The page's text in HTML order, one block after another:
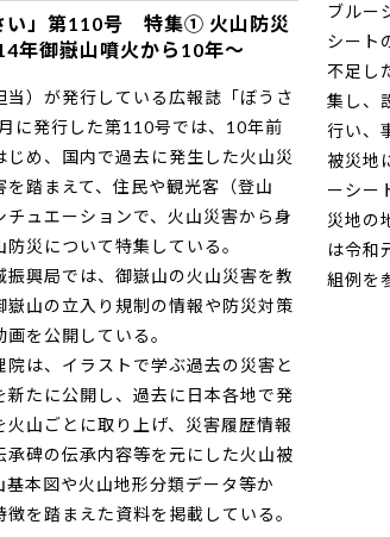
い」第110号 特集① 火山防災
年御嶽山噴火から10年～
）が発行している広報誌「ぼうさ
に発行した第110号では、10年前
じめ、国内で過去に発生した火山災
を踏まえて、住民や観光客（登山
チュエーションで、火山災害から身
災について特集している。
興局では、御嶽山の火山災害を教
嶽山の立入り規制の情報や防災対策
を公開している。
は、イラストで学ぶ過去の災害と
新たに公開し、過去に日本各地で発
火山ごとに取り上げ、災害履歴情報
承碑の伝承内容等を元にした火山被
基本図や火山地形分類データ等か
徴を踏まえた資料を掲載している。
ブルー
シート
不足し
集し、
行い、
被災地
ーシー
災地の
は令和
組例を